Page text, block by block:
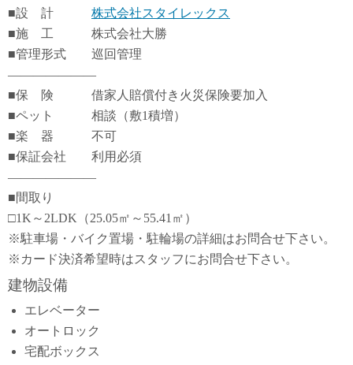
■設 計 株式会社スタイレックス
■施 工 株式会社大勝
■管理形式 巡回管理
―――――――
■保 険 借家人賠償付き火災保険要加入
■ペット 相談（敷1積増）
■楽 器 不可
■保証会社 利用必須
―――――――
■間取り
□1K～2LDK（25.05㎡～55.41㎡）
※駐車場・バイク置場・駐輪場の詳細はお問合せ下さい。
※カード決済希望時はスタッフにお問合せ下さい。
建物設備
エレベーター
オートロック
宅配ボックス